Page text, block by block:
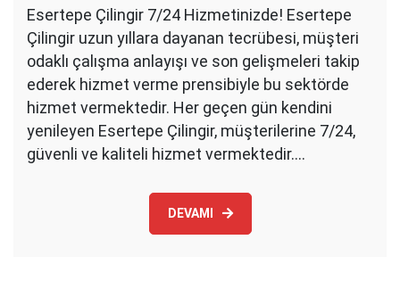
Esertepe Çilingir 7/24 Hizmetinizde! Esertepe
Çilingir uzun yıllara dayanan tecrübesi, müşteri
odaklı çalışma anlayışı ve son gelişmeleri takip
ederek hizmet verme prensibiyle bu sektörde
hizmet vermektedir. Her geçen gün kendini
yenileyen Esertepe Çilingir, müşterilerine 7/24,
güvenli ve kaliteli hizmet vermektedir.…
DEVAMI